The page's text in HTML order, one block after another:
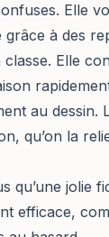
Elle
grâce à des
Elle
au dessin.
qu’on la
qu’une jolie
efficace,